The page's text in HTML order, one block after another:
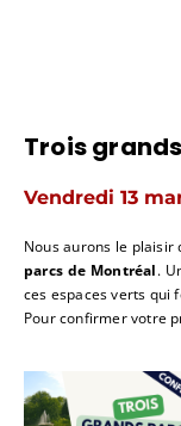
Trois
Vendredi 13
Nous aurons le plaisir
parcs de Montréal.
ces espaces verts qui
Pour confirmer votre